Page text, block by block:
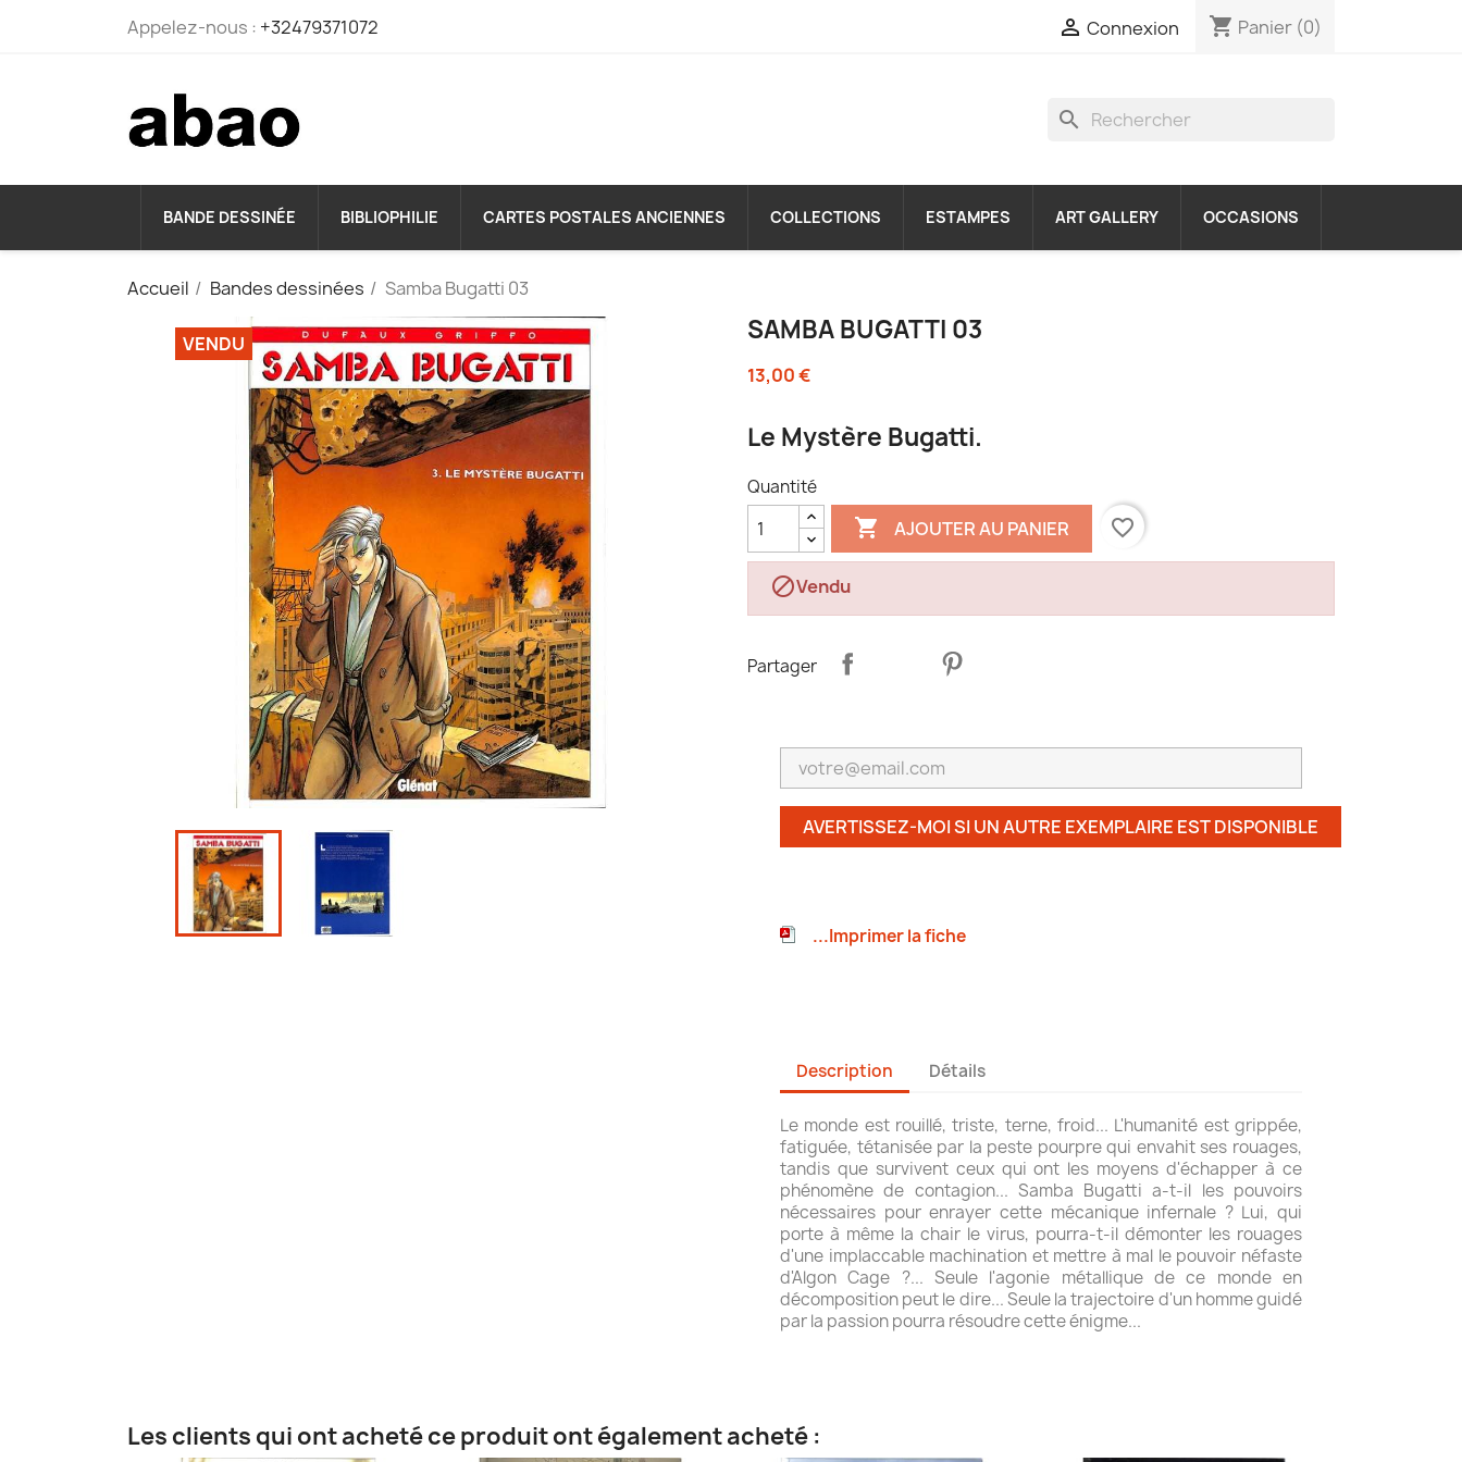
Appelez-nous : +32479371072  Connexion shopping_cart Panier (0)
search
BANDE DESSINÉE BIBLIOPHILIE CARTES POSTALES ANCIENNES COLLECTIONS ESTAMPES ART GALLERY OCCASIONS
Accueil Bandes dessinées Samba Bugatti 03
VENDU SAMBA BUGATTI 03
13,00 €
Le Mystère Bugatti.
Quantité
 AJOUTER AU PANIER favorite_border
Vendu
Partager
AVERTISSEZ-MOI SI UN AUTRE EXEMPLAIRE EST DISPONIBLE
...Imprimer la fiche
Description Détails
Le monde est rouillé, triste, terne, froid... L'humanité est grippée,
fatiguée, tétanisée par la peste pourpre qui envahit ses rouages,
tandis que survivent ceux qui ont les moyens d'échapper à ce
phénomène de contagion... Samba Bugatti a-t-il les pouvoirs
nécessaires pour enrayer cette mécanique infernale ? Lui, qui
porte à même la chair le virus, pourra-t-il démonter les rouages
d'une implaccable machination et mettre à mal le pouvoir néfaste
d'Algon Cage ?... Seule l'agonie métallique de ce monde en
décomposition peut le dire... Seule la trajectoire d'un homme guidé
par la passion pourra résoudre cette énigme...
Les clients qui ont acheté ce produit ont également acheté :